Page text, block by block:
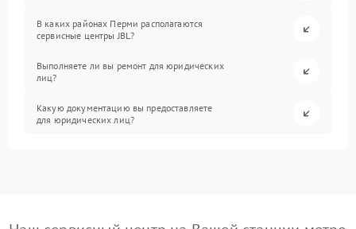
В каких районах Перми располагаются
сервисные центры JBL?
Выполняете ли вы ремонт для юридических
лиц?
Какую документацию вы предоставляете
для юридических лиц?